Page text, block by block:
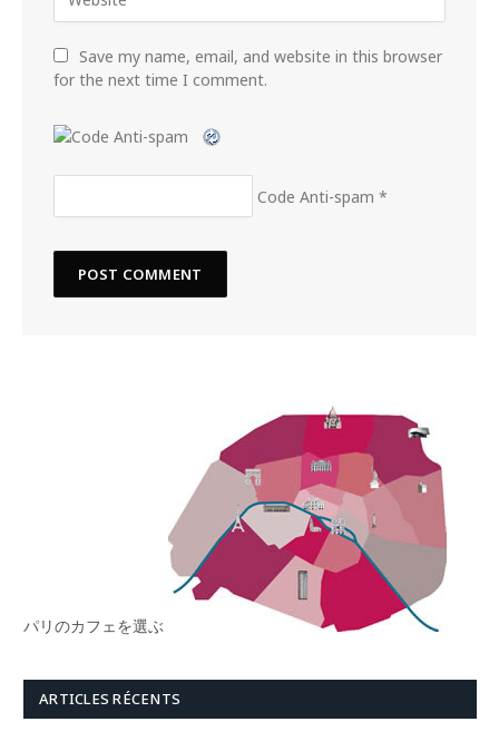
Save my name, email, and website in this browser
for the next time I comment.
Code Anti-spam *
パリのカフェを選ぶ
ARTICLES RÉCENTS